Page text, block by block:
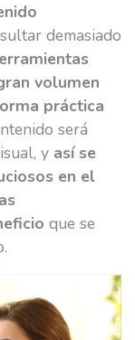
demasiado
volumen
práctica
será
y así se
en el
que se